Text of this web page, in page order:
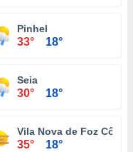
Pinhel
33° 18°
Seia
30° 18°
Vila Nova de Foz Côa
35° 18°